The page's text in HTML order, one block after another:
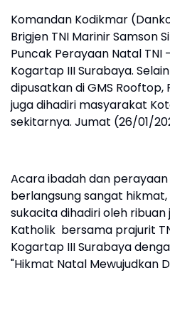
Komandan Kodikmar
Brigjen TNI Marinir Samson
Puncak Perayaan Natal TNI
Kogartap III Surabaya.
dipusatkan di GMS Rooftop,
juga dihadiri masyarakat
sekitarnya. Jumat (26/01/
Acara ibadah dan
berlangsung sangat
sukacita dihadiri oleh
Katholik bersama prajurit
Kogartap III Surabaya
"Hikmat Natal Mewujudkan